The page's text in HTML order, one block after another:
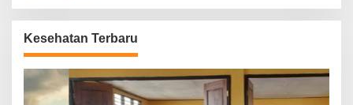
Kesehatan Terbaru